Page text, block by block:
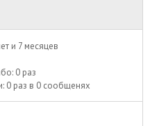
и 7 месяцев
0 раз
0 раз в 0 сообщенях